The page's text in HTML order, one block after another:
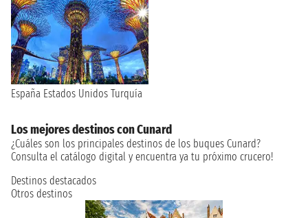
España Estados Unidos Turquía
Los mejores destinos con Cunard
¿Cuáles son los principales destinos de los buques Cunard?
Consulta el catálogo digital y encuentra ya tu próximo crucero!
Destinos destacados
Otros destinos